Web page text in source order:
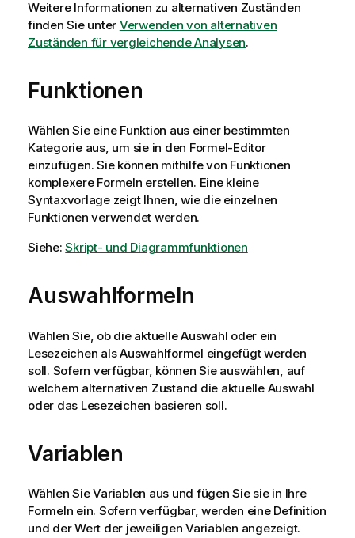
Weitere Informationen zu alternativen Zuständen
finden Sie unter Verwenden von alternativen
Zuständen für vergleichende Analysen.
Funktionen
Wählen Sie eine Funktion aus einer bestimmten
Kategorie aus, um sie in den Formel-Editor
einzufügen. Sie können mithilfe von Funktionen
komplexere Formeln erstellen. Eine kleine
Syntaxvorlage zeigt Ihnen, wie die einzelnen
Funktionen verwendet werden.
Siehe:Skript- und Diagrammfunktionen
Auswahlformeln
Wählen Sie, ob die aktuelle Auswahl oder ein
Lesezeichen als Auswahlformel eingefügt werden
soll. Sofern verfügbar, können Sie auswählen, auf
welchem alternativen Zustand die aktuelle Auswahl
oder das Lesezeichen basieren soll.
Variablen
Wählen Sie Variablen aus und fügen Sie sie in Ihre
Formeln ein. Sofern verfügbar, werden eine Definition
und der Wert der jeweiligen Variablen angezeigt.